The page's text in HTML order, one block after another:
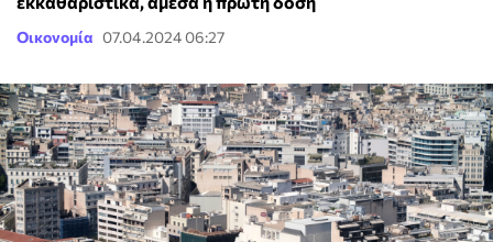
Οικονομία 07.04.2024 06:27